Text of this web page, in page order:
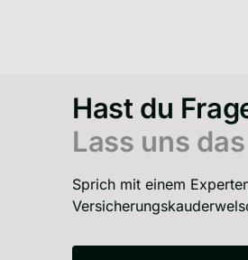
Hast du
Lass uns
Sprich mit einem